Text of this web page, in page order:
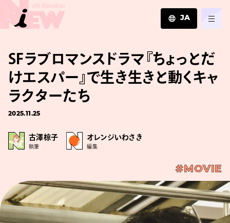
JA
EN
ZH
SFラブロマンスドラマ『ちょっとだ
けエスパー』で生き生きと動くキャ
ラクターたち
2025.11.25
古澤椋子
執筆
オレンジいわさき
編集
#MOVIE